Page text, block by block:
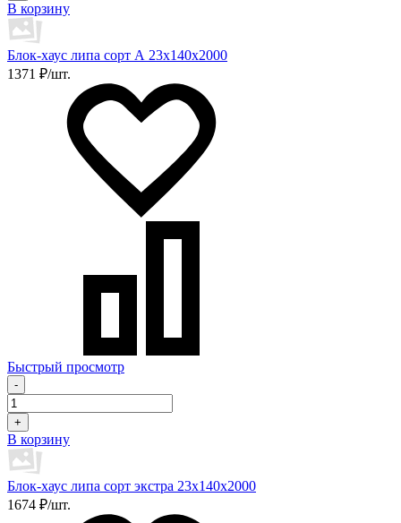
В корзину
Блок-хаус липа сорт А 23х140х2000
1371 ₽/шт.
Быстрый просмотр
-
+
В корзину
Блок-хаус липа сорт экстра 23х140х2000
1674 ₽/шт.